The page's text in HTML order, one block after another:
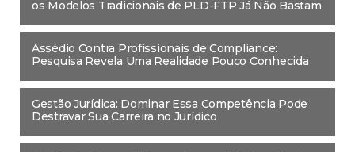
os Modelos Tradicionais de PLD-FTP Já Não Bastam
Assédio Contra Profissionais de Compliance:
Pesquisa Revela Uma Realidade Pouco Conhecida
Gestão Jurídica: Dominar Essa Competência Pode
Destravar Sua Carreira no Jurídico